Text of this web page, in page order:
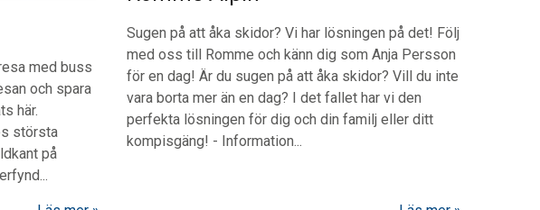
med buss
och spara
här.
största
på
Sugen på att åka skidor? Vi har lösningen på det! Följ
med oss till Romme och känn dig som Anja Persson
för en dag! Är du sugen på att åka skidor? Vill du inte
vara borta mer än en dag? I det fallet har vi den
perfekta lösningen för dig och din familj eller ditt
kompisgäng! - Information...